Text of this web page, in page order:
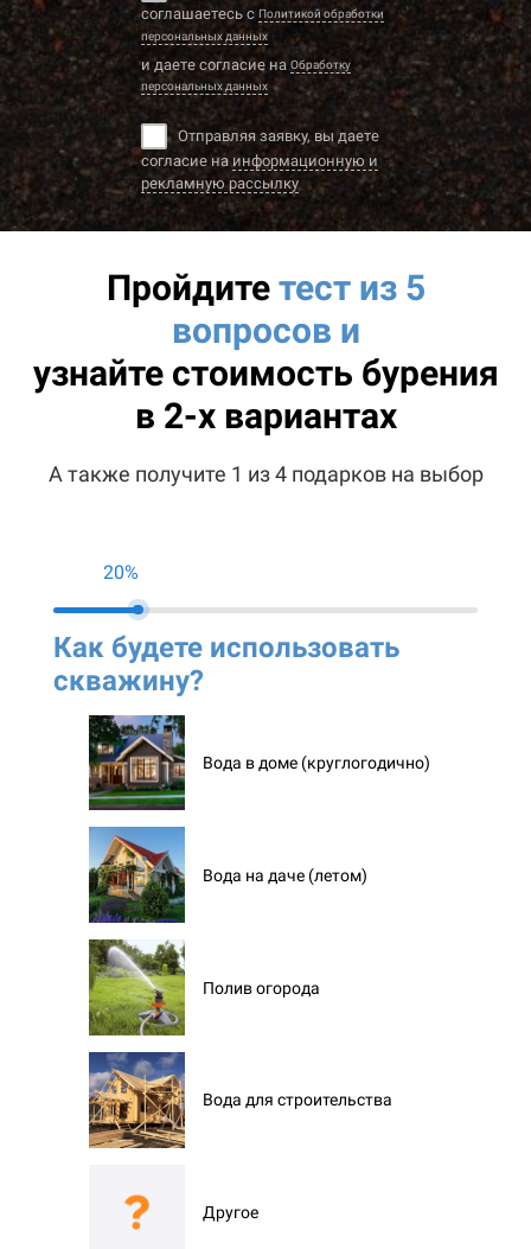
соглашаетесь с Политикой обработки
персональных данных
и даете согласие на Обработку
персональных данных
Отправляя заявку, вы даете
согласие наинформационную и
рекламную рассылку
Пройдитетест из 5
вопросов и
узнайте стоимость бурения
в 2-х вариантах
А также получите 1 из 4 подарков на выбор
20%
Как будете использовать
скважину?
Вода в доме (круглогодично)
Вода на даче (летом)
Полив огорода
Вода для строительства
Другое